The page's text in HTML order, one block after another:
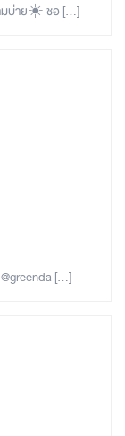
ามบ่าย☀️ ชอ […]
[…]